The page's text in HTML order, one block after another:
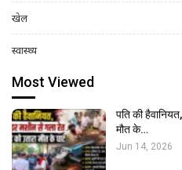
खेल
स्वास्थ्य
Most Viewed
पति की
मौत के…
Jun 14, 2026